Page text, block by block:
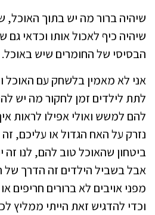
שיהיה ברור מה יש בתוך האוכל,
שיהיה כיף לאכול אותו וכדאי גם
הבסיסי של החומרים שיש באוכל.
אני לא מאמין בלשחק עם האוכל
לתת לילדים זמן לחקור מה יש
להם למשש ואולי אפילו לראות
נזרק על האח הגדול או עליכם,
ביטחון שהאוכל טוב להם, לנו זה
אבל בשביל הילדים זה הדרך של
מפני אויבים לא ברורים חריפים
וכדי להדגיש זאת הייתי ממליץ